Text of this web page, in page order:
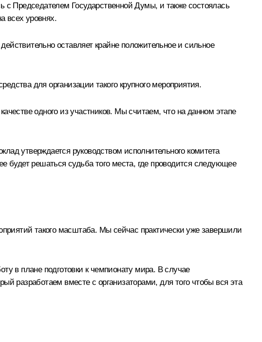
с Председателем Государственной Думы, и также состоялась
всех уровнях.
оставляет крайне положительное и сильное
для организации такого крупного мероприятия.
одного из участников. Мы считаем, что на данном этапе
утверждается руководством исполнительного комитета
будет решаться судьба того места, где проводится следующее
такого масштаба. Мы сейчас практически уже завершили
в плане подготовки к чемпионату мира. В случае
разработаем вместе с организаторами, для того чтобы вся эта